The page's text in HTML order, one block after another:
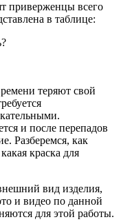
приверженцы всего
в таблице:
теряют свой
и после перепадов
Разберемся, как
краска для
вид изделия,
и видео по данной
для этой работы.